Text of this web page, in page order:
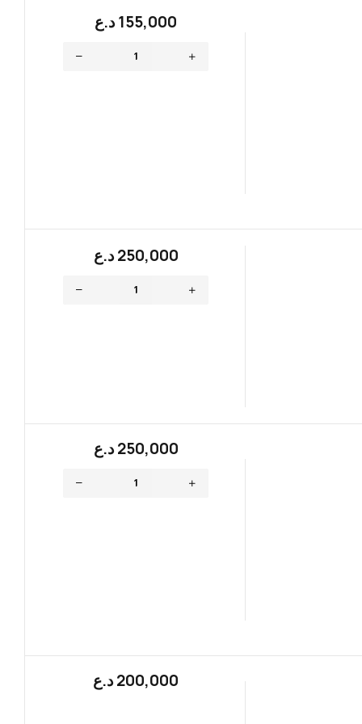
155,000؜د.؜ع
250,000 ؜د.؜ع
250,000 ؜د.؜ع
200,000؜د.؜ع